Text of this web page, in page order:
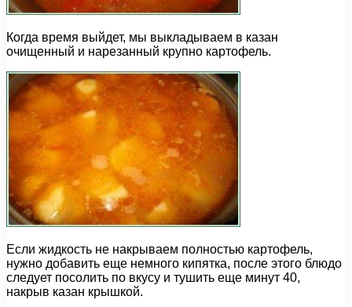
Когда время выйдет, мы выкладываем в казан
очищенный и нарезанный крупно картофель.
Если жидкость не накрываем полностью картофель,
нужно добавить еще немного кипятка, после этого блюдо
следует посолить по вкусу и тушить еще минут 40,
накрыв казан крышкой.